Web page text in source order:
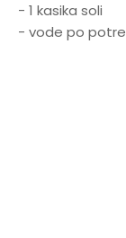
- 1 kasika soli
- vode po